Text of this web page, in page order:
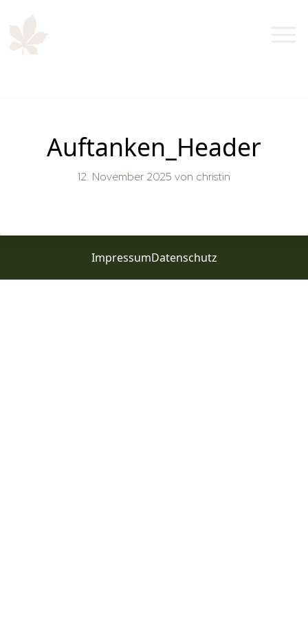
Auftanken_Header
12. November 2025 von christin
ImpressumDatenschutz